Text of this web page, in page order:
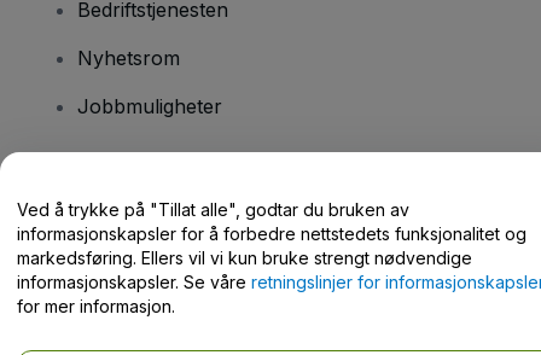
Bedriftstjenesten
Nyhetsrom
Jobbmuligheter
Hjelpesenter / kontakt oss
Ved å trykke på "Tillat alle", godtar du bruken av
informasjonskapsler for å forbedre nettstedets funksjonalitet og
markedsføring. Ellers vil vi kun bruke strengt nødvendige
informasjonskapsler. Se våre retningslinjer for
for mer informasjon.